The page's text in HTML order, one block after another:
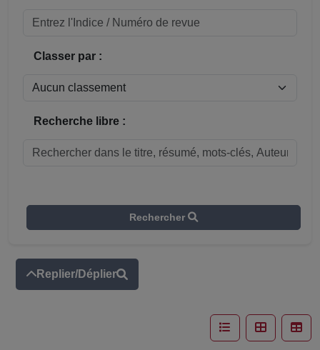
Classer par :
Recherche libre :
Rechercher
Replier/Déplier